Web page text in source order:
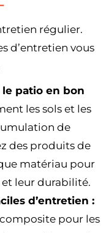
régulier.
d’entretien vous
patio en bon
les sols et les
de
des produits de
matériau pour
leur durabilité.
d’entretien :
pour les